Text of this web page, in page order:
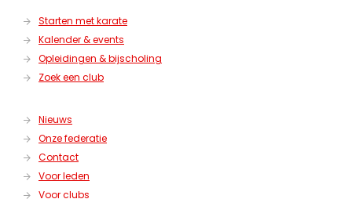
Starten met karate
Kalender & events
Opleidingen & bijscholing
Zoek een club
Nieuws
Onze federatie
Contact
Voor leden
Voor clubs